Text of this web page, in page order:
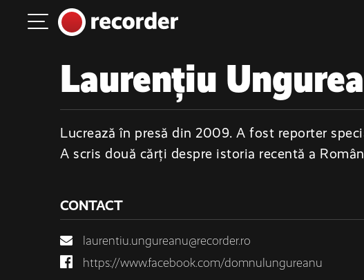
Skip to content
Main Navigation
Laurențiu
Lucrează în presă din 2009. A fost reporter
A scris două cărți despre istoria recentă a
CONTACT
laurentiu.ungureanu@recorder.ro
https://www.facebook.com/domnulungureanu